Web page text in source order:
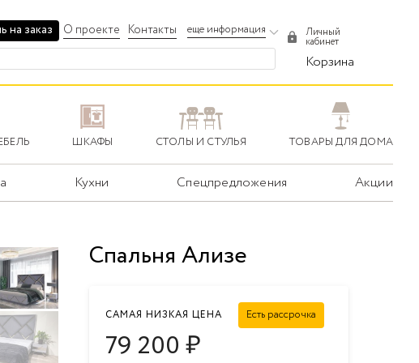
на заказ О проекте Контакты еще информация Личный
кабинет
Корзина
ШКАФЫ СТОЛЫ И СТУЛЬЯ ТОВАРЫ ДЛЯ ДОМА
Кухни Спецпредложения Акции
Спальня Ализе
САМАЯ НИЗКАЯ ЦЕНА Есть рассрочка
79 200₽